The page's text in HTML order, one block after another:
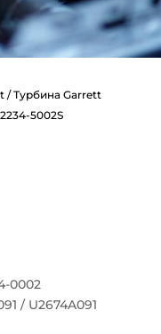
/ Турбина Garrett
5002S
0002
/ U2674A091